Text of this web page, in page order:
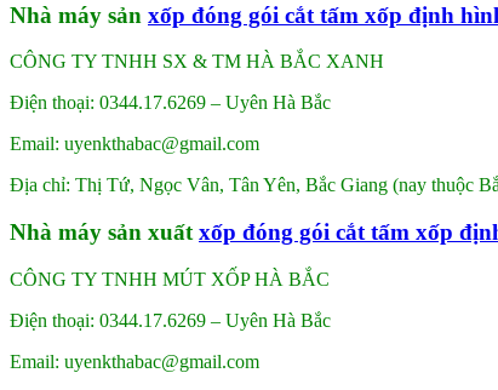
Nhà máy sản xốp đóng gói cắt tấm xốp định
CÔNG TY TNHH SX & TM HÀ BẮC XANH
Điện thoại: 0344.17.6269 – Uyên Hà Bắc
Email: uyenkthabac@gmail.com
Địa chỉ: Thị Tứ, Ngọc Vân, Tân Yên, Bắc Giang (nay thuộc
Nhà máy sản xuất xốp đóng gói cắt tấm xốp
CÔNG TY TNHH MÚT XỐP HÀ BẮC
Điện thoại: 0344.17.6269 – Uyên Hà Bắc
Email: uyenkthabac@gmail.com